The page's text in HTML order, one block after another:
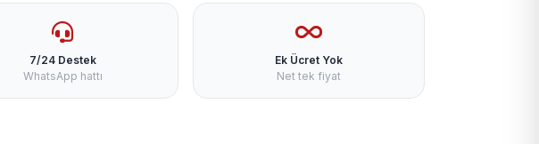
7/24 Destek
WhatsApp hattı
Ek Ücret Yok
Net tek fiyat